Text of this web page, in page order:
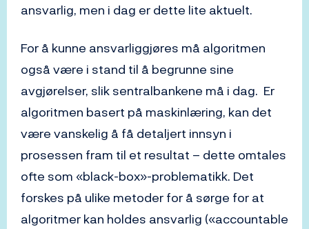
ansvarlig, men i dag er dette lite aktuelt.
For å kunne ansvarliggjøres må algoritmen
også være i stand til å begrunne sine
avgjørelser, slik sentralbankene må i dag. Er
algoritmen basert på maskinlæring, kan det
være vanskelig å få detaljert innsyn i
prosessen fram til et resultat – dette omtales
ofte som «black-box»-problematikk. Det
forskes på ulike metoder for å sørge for at
algoritmer kan holdes ansvarlig («accountable